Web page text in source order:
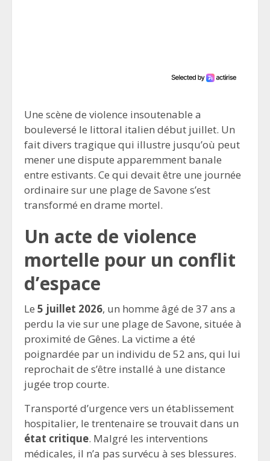
Une scène de violence insoutenable a
bouleversé le littoral italien début juillet. Un
fait divers tragique qui illustre jusqu’où peut
mener une dispute apparemment banale
entre estivants. Ce qui devait être une journée
ordinaire sur une plage de Savone s’est
transformé en drame mortel.
Un acte de violence
mortelle pour un conflit
d’espace
Le 5 juillet 2026, un homme âgé de 37 ans a
perdu la vie sur une plage de Savone, située à
proximité de Gênes. La victime a été
poignardée par un individu de 52 ans, qui lui
reprochait de s’être installé à une distance
jugée trop courte.
Transporté d’urgence vers un établissement
hospitalier, le trentenaire se trouvait dans un
état critique. Malgré les interventions
médicales, il n’a pas survécu à ses blessures.